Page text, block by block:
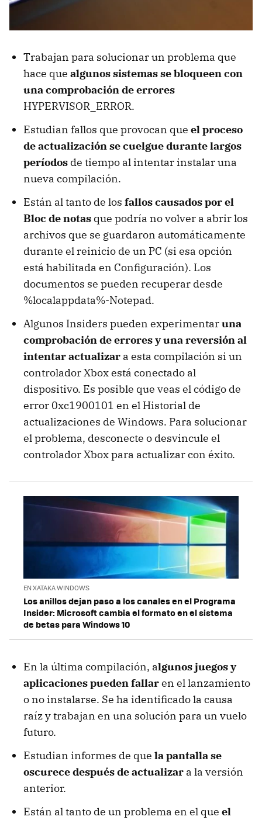
Trabajan para solucionar un problema que
hace que algunos sistemas se bloqueen con
una comprobación de errores
HYPERVISOR_ERROR.
Estudian fallos que provocan que el proceso
de actualización se cuelgue durante largos
períodos de tiempo al intentar instalar una
nueva compilación.
Están al tanto de los fallos causados por el
Bloc de notas que podría no volver a abrir los
archivos que se guardaron automáticamente
durante el reinicio de un PC (si esa opción
está habilitada en Configuración). Los
documentos se pueden recuperar desde
%localappdata%-Notepad.
Algunos Insiders pueden experimentaruna
comprobación de errores y una reversión al
intentar actualizar a esta compilación si un
controlador Xbox está conectado al
dispositivo. Es posible que veas el código de
error 0xc1900101 en el Historial de
actualizaciones de Windows. Para solucionar
el problema, desconecte o desvincule el
controlador Xbox para actualizar con éxito.
EN XATAKA WINDOWS
Los anillos dejan paso a los canales en el Programa
Insider: Microsoft cambia el formato en el sistema
de betas para Windows 10
En la última compilación, algunos juegos y
aplicaciones pueden fallaren el lanzamiento
o no instalarse. Se ha identificado la causa
raíz y trabajan en una solución para un vuelo
futuro.
Estudian informes de que la pantalla se
oscurece después de actualizar a la versión
anterior.
Están al tanto de un problema en el que el